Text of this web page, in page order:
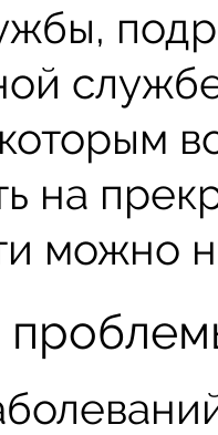
на
можно